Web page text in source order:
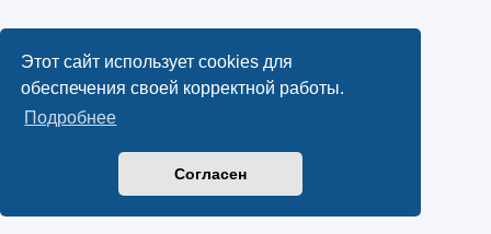
Этот сайт использует cookies для
обеспечения своей корректной работы.
Подробнее
Согласен